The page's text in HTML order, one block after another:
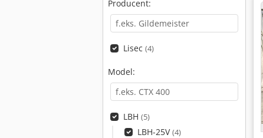
Producent:
Lisec (4)
Model:
LBH (5)
LBH-25V(4)